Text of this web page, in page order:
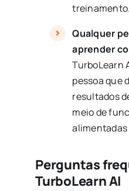
treinamento.
Qualquer
aprender
TurboLearn
pessoa que
resultados
meio de
alimentadas
Perguntas
TurboLearn AI